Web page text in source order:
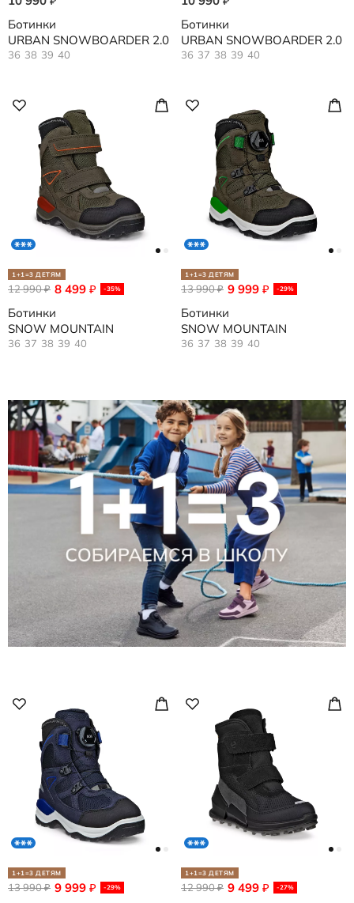
Ботинки
URBAN SNOWBOARDER 2.0
36 38 39 40
Ботинки
URBAN SNOWBOARDER 2.0
36 37 38 39 40
1+1=3 ДЕТЯМ
8 499 ₽ -35%
12 990₽
Ботинки
SNOW MOUNTAIN
36 37 38 39 40
1+1=3 ДЕТЯМ
9 999 ₽ -29%
13 990₽
Ботинки
SNOW MOUNTAIN
36 37 38 39 40
1+1=3 ДЕТЯМ
9 999 ₽ -29%
13 990₽
1+1=3 ДЕТЯМ
9 499 ₽ -27%
12 990₽